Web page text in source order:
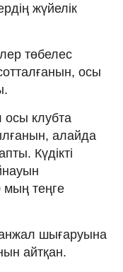
жүйелік
төбелес
осы
клубта
алайда
Күдікті
мың теңге
шығаруына
айтқан.